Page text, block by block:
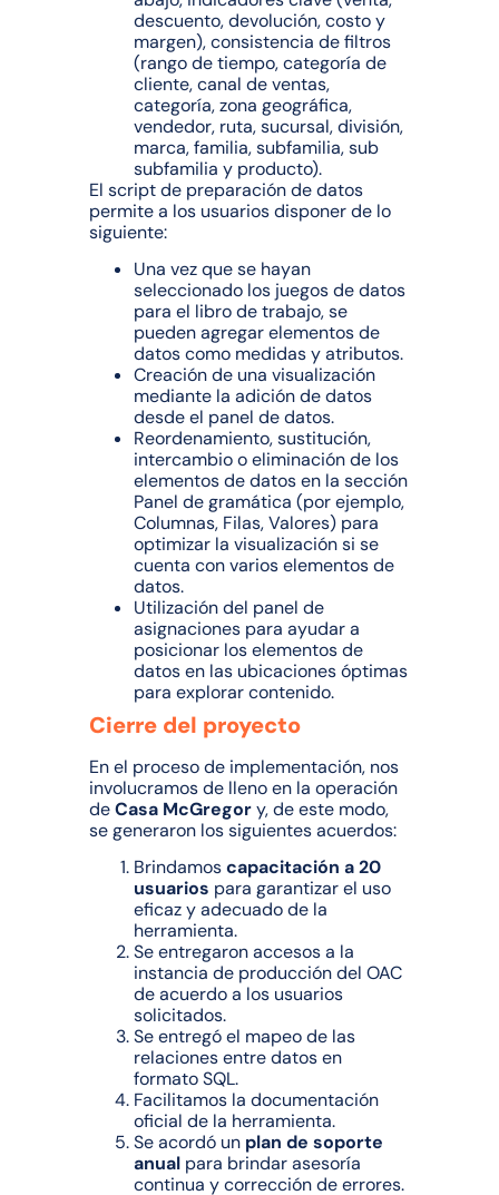
descuento, devolución, costo y
margen), consistencia de filtros
(rango de tiempo, categoría de
cliente, canal de ventas,
categoría, zona geográfica,
vendedor, ruta, sucursal, división,
marca, familia, subfamilia, sub
subfamilia y producto).
El script de preparación de datos
permite a los usuarios disponer de lo
siguiente:
Una vez que se hayan
seleccionado los juegos de datos
para el libro de trabajo, se
pueden agregar elementos de
datos como medidas y atributos.
Creación de una visualización
mediante la adición de datos
desde el panel de datos.
Reordenamiento, sustitución,
intercambio o eliminación de los
elementos de datos en la sección
Panel de gramática (por ejemplo,
Columnas, Filas, Valores) para
optimizar la visualización si se
cuenta con varios elementos de
datos.
Utilización del panel de
asignaciones para ayudar a
posicionar los elementos de
datos en las ubicaciones óptimas
para explorar contenido.
Cierre del proyecto
En el proceso de implementación, nos
involucramos de lleno en la operación
deCasa McGregory, de este modo,
se generaron los siguientes acuerdos:
Brindamoscapacitación a 20
usuarios para garantizar el uso
eficaz y adecuado de la
herramienta.
Se entregaron accesos a la
instancia de producción del OAC
de acuerdo a los usuarios
solicitados.
Se entregó el mapeo de las
relaciones entre datos en
formato SQL.
Facilitamos la documentación
oficial de la herramienta.
Se acordó un plan de soporte
anual para brindar asesoría
continua y corrección de errores.